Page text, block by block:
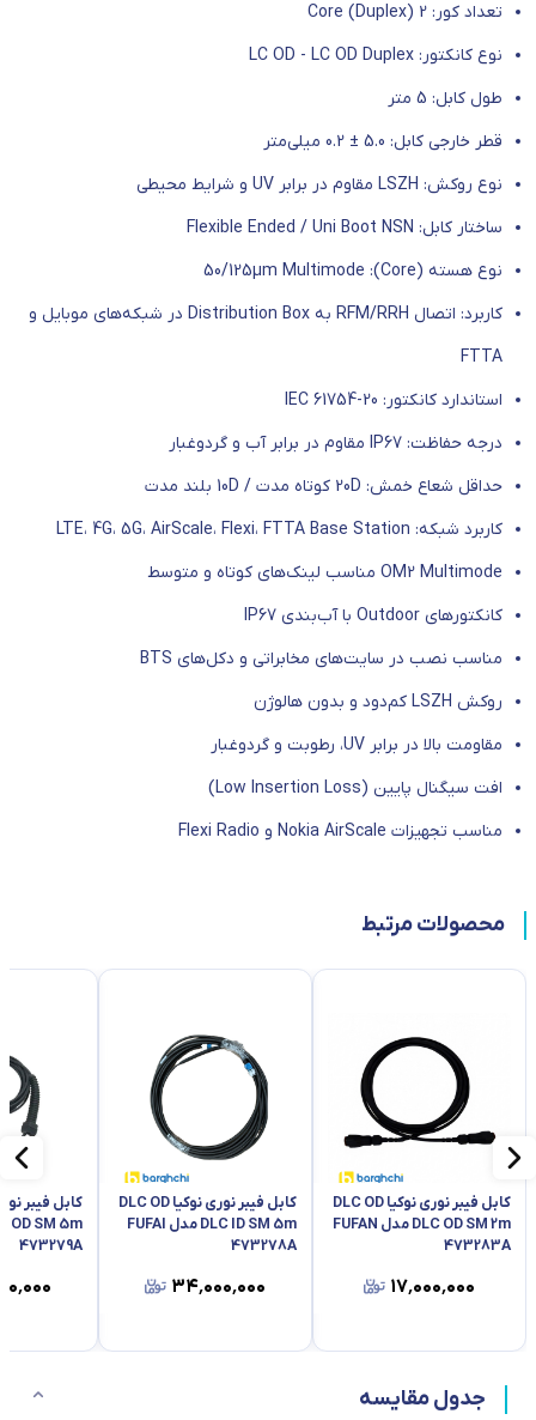
تعداد کور: 2 Core (Duplex)
نوع کانکتور: LC OD - LC OD Duplex
طول کابل: 5 متر
قطر خارجی کابل: 5.0 ± 0.2 میلی‌متر
نوع روکش: LSZH مقاوم در برابر UV و شرایط محیطی
ساختار کابل: Flexible Ended / Uni Boot NSN
نوع هسته (Core): 50/125µm Multimode
کاربرد: اتصال RFM/RRH به Distribution Box در شبکه‌های موبایل و
FTTA
استاندارد کانکتور: IEC 61754-20
درجه حفاظت: IP67 مقاوم در برابر آب و گردوغبار
حداقل شعاع خمش: 20D کوتاه مدت / 10D بلند مدت
کاربرد شبکه: LTE، 4G، 5G، AirScale، Flexi، FTTA Base Station
OM2 Multimode مناسب لینک‌های کوتاه و متوسط
کانکتورهای Outdoor با آب‌بندی IP67
مناسب نصب در سایت‌های مخابراتی و دکل‌های BTS
روکش LSZH کم‌دود و بدون هالوژن
مقاومت بالا در برابر UV، رطوبت و گردوغبار
افت سیگنال پایین (Low Insertion Loss)
مناسب تجهیزات Nokia AirScale و Flexi Radio
محصولات مرتبط
کابل فیبر نوری نوکیا DLC OD
DLC OD SM 2m مدل FUFAN
473283A
۱۷٬۰۰۰٬۰۰۰
کابل فیبر نوری نوکیا DLC OD
DLC ID SM 5m مدل FUFAI
473278A
۳۴٬۰۰۰٬۰۰۰
473279A
جدول مقایسه